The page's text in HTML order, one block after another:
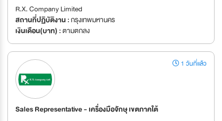
R.X. Company Limited
สถานที่ปฏิบัติงาน :กรุงเทพมหานคร
เงินเดือน(บาท) :ตามตกลง
1 วันที่แล้ว
Sales Representative - เครื่องมือจักษุ เขตภาคใต้